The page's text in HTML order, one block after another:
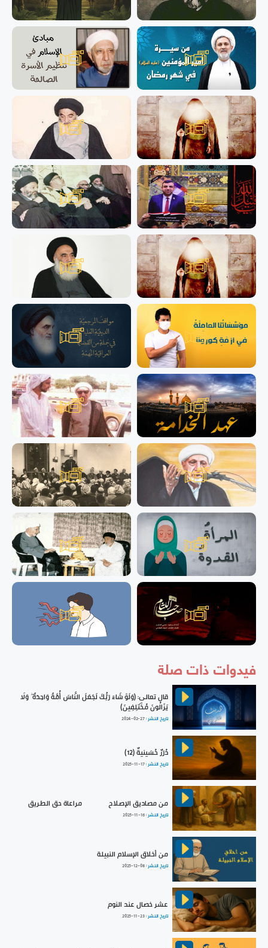
فيدوات ذات صلة
قال تعالى: ﴿وَلَوْ شَاءَ رَبُّكَ لَجَعَلَ النَّاسَ أُمَّةً وَاحِدَةً ۖ وَلَا
يَزَالُونَ مُخْتَلِفِينَ﴾
تاريخ النشر :2024-02-27
دُرَرٌ حُسَينيةٌ (12)
تاريخ النشر :2025-11-17
من مصاديق الإصلاح || مراعاة حق الطريق
تاريخ النشر :2025-11-16
من أخلاق الإسلام النبيلة
تاريخ النشر :2025-12-08
عشر خصال عند النوم
تاريخ النشر :2025-11-23